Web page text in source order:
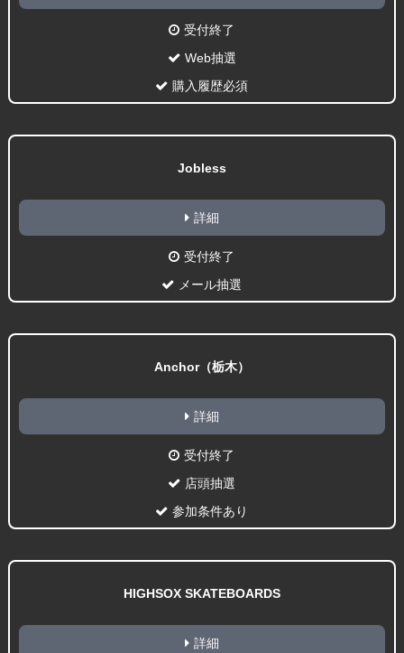
受付終了
Web抽選
購入履歴必須
Jobless
詳細
受付終了
メール抽選
Anchor（栃木）
詳細
受付終了
店頭抽選
参加条件あり
HIGHSOX SKATEBOARDS
詳細